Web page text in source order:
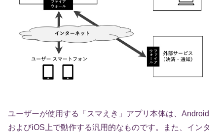
ユーザーが使用する「スマえき」アプリ本体は、Android
およびiOS上で動作する汎用的なものです。また、インタ